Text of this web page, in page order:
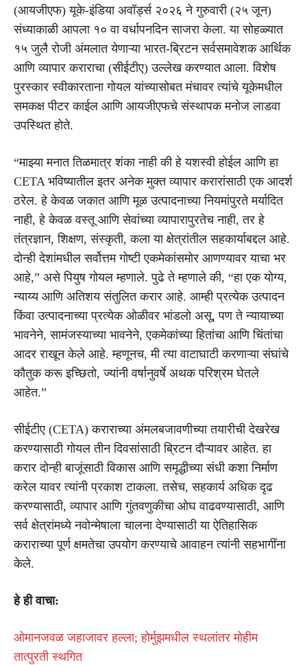
(आयजीएफ) यूके-इंडिया अवॉर्ड्स २०२६ ने गुरुवारी (२५ जून)
संध्याकाळी आपला १० वा वर्धापनदिन साजरा केला. या सोहळ्यात
१५ जुलै रोजी अंमलात येणाऱ्या भारत-ब्रिटन सर्वसमावेशक आर्थिक
आणि व्यापार कराराचा (सीईटीए) उल्लेख करण्यात आला. विशेष
पुरस्कार स्वीकारताना गोयल यांच्यासोबत मंचावर त्यांचे यूकेमधील
समकक्ष पीटर काईल आणि आयजीएफचे संस्थापक मनोज लाडवा
उपस्थित होते.
“माझ्या मनात तिळमात्र शंका नाही की हे यशस्वी होईल आणि हा
CETA भविष्यातील इतर अनेक मुक्त व्यापार करारांसाठी एक आदर्श
ठरेल. हे केवळ जकात आणि मूळ उत्पादनाच्या नियमांपुरते मर्यादित
नाही, हे केवळ वस्तू आणि सेवांच्या व्यापारापुरतेच नाही, तर हे
तंत्रज्ञान, शिक्षण, संस्कृती, कला या क्षेत्रांतील सहकार्याबद्दल आहे.
दोन्ही देशांमधील सर्वोत्तम गोष्टी एकमेकांसमोर आणण्यावर याचा भर
आहे,” असे पियुष गोयल म्हणाले. पुढे ते म्हणाले की, “हा एक योग्य,
न्याय्य आणि अतिशय संतुलित करार आहे. आम्ही प्रत्येक उत्पादन
किंवा उत्पादनाच्या प्रत्येक ओळीवर भांडलो असू, पण ते न्यायाच्या
भावनेने, सामंजस्याच्या भावनेने, एकमेकांच्या हितांचा आणि चिंतांचा
आदर राखून केले आहे. म्हणूनच, मी त्या वाटाघाटी करणाऱ्या संघांचे
कौतुक करू इच्छितो, ज्यांनी वर्षानुवर्षे अथक परिश्रम घेतले
आहेत.”
सीईटीए (CETA) कराराच्या अंमलबजावणीच्या तयारीची देखरेख
करण्यासाठी गोयल तीन दिवसांसाठी ब्रिटन दौऱ्यावर आहेत. हा
करार दोन्ही बाजूंसाठी विकास आणि समृद्धीच्या संधी कशा निर्माण
करेल यावर त्यांनी प्रकाश टाकला. तसेच, सहकार्य अधिक दृढ
करण्यासाठी, व्यापार आणि गुंतवणुकीचा ओघ वाढवण्यासाठी, आणि
सर्व क्षेत्रांमध्ये नवोन्मेषाला चालना देण्यासाठी या ऐतिहासिक
कराराच्या पूर्ण क्षमतेचा उपयोग करण्याचे आवाहन त्यांनी सहभागींना
केले.
हे ही वाचा:
ओमानजवळ जहाजावर हल्ला; होर्मुझमधील स्थलांतर मोहीम
तात्पुरती स्थगित